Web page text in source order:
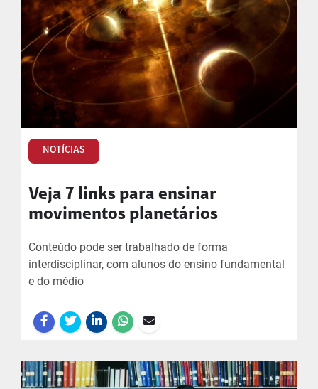
NOTÍCIAS
Veja 7 links para ensinar
movimentos planetários
Conteúdo pode ser trabalhado de forma
interdisciplinar, com alunos do ensino fundamental
e do médio